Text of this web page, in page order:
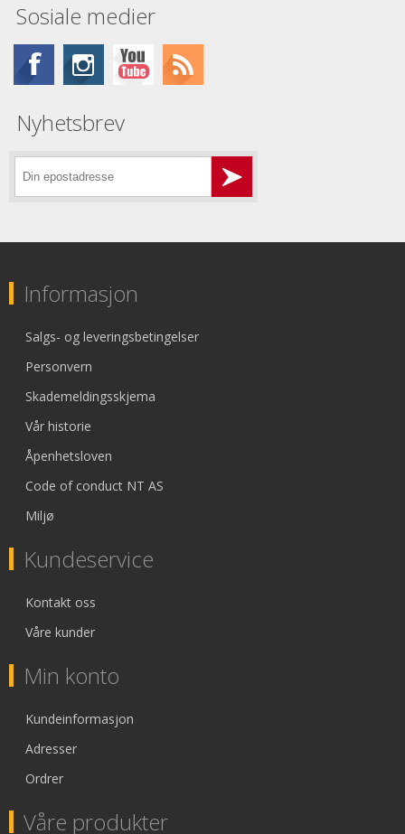
Sosiale medier
Nyhetsbrev
Informasjon
Salgs- og leveringsbetingelser
Personvern
Skademeldingsskjema
Vår historie
Åpenhetsloven
Code of conduct NT AS
Miljø
Kundeservice
Kontakt oss
Våre kunder
Min konto
Kundeinformasjon
Adresser
Ordrer
Våre produkter